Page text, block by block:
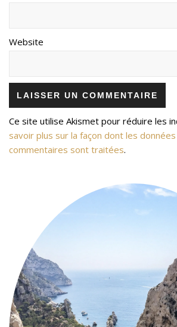
Website
Ce site utilise Akismet pour réduire les
savoir plus sur la façon dont les
commentaires sont traitées.